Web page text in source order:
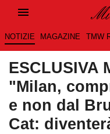
NOTIZIE MAGAZINE TMW
ESCLUSIVA
"Milan,
e non dal
Cat: